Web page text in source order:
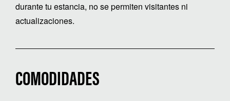
durante tu estancia, no se permiten visitantes ni
actualizaciones.
COMODIDADES